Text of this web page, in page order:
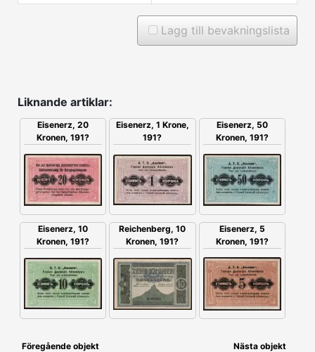
Lagg till bevakningslista
Liknande artiklar:
Eisenerz, 20
Kronen, 191?
Eisenerz, 1 Krone,
191?
Eisenerz, 50
Kronen, 191?
Eisenerz, 10
Kronen, 191?
Reichenberg, 10
Kronen, 191?
Eisenerz, 5
Kronen, 191?
Föregående objekt Nästa objekt